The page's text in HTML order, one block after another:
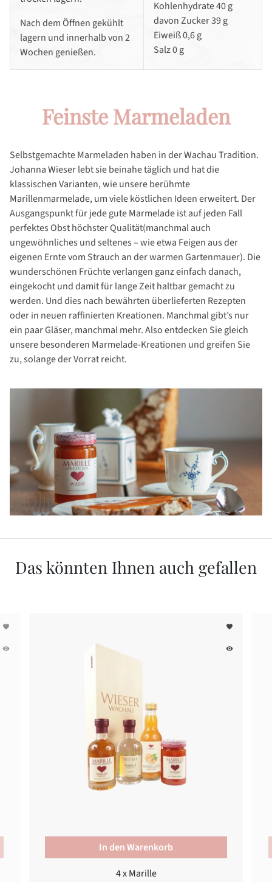
Nach dem Öffnen gekühlt
lagern und innerhalb von 2
Wochen genießen.
Kohlenhydrate 40 g
davon Zucker 39 g
Eiweiß 0,6 g
Salz 0 g
Feinste Marmeladen
Selbstgemachte Marmeladen haben in der Wachau Tradition.
Johanna Wieser lebt sie beinahe täglich und hat die
klassischen Varianten, wie unsere berühmte
Marillenmarmelade, um viele köstlichen Ideen erweitert. Der
Ausgangspunkt für jede gute Marmelade ist auf jeden Fall
perfektes Obst höchster Qualität(manchmal auch
ungewöhnliches und seltenes – wie etwa Feigen aus der
eigenen Ernte vom Strauch an der warmen Gartenmauer). Die
wunderschönen Früchte verlangen ganz einfach danach,
eingekocht und damit für lange Zeit haltbar gemacht zu
werden. Und dies nach bewährten überlieferten Rezepten
oder in neuen raffinierten Kreationen. Manchmal gibt’s nur
ein paar Gläser, manchmal mehr. Also entdecken Sie gleich
unsere besonderen Marmelade-Kreationen und greifen Sie
zu, solange der Vorrat reicht.
Das könnten Ihnen auch gefallen
favorite
remove_red_eye
favorite
remove_red_eye
In den Warenkorb
4 x Marille